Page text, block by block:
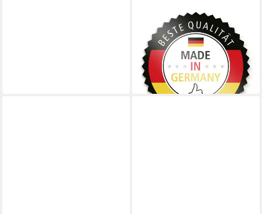
Schultüte itenga Set Rosa
Bastelschultüte Rohling 70
cm rund + Schultüten Spitze
13,59 €
lieferbar - in 4-5 Werktagen bei dir